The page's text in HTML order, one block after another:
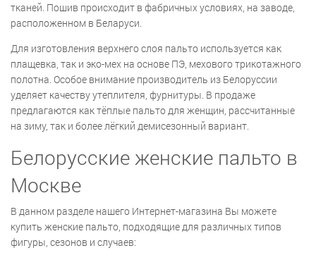
тканей. Пошив происходит в фабричных условиях, на заводе,
расположенном в Беларуси.
Для изготовления верхнего слоя пальто используется как
плащевка, так и эко-мех на основе ПЭ, мехового трикотажного
полотна. Особое внимание производитель из Белоруссии
уделяет качеству утеплителя, фурнитуры. В продаже
предлагаются как тёплые пальто для женщин, рассчитанные
на зиму, так и более лёгкий демисезонный вариант.
Белорусские женские пальто в
Москве
В данном разделе нашего Интернет-магазина Вы можете
купить женские пальто, подходящие для различных типов
фигуры, сезонов и случаев: